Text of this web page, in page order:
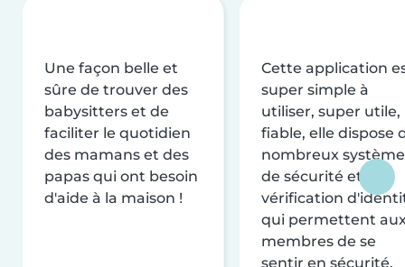
Une façon belle et
sûre de trouver des
babysitters et de
faciliter le quotidien
des mamans et des
papas qui ont besoin
d'aide à la maison !
Cette application
super simple à
utiliser, super utile,
fiable, elle dispose
nombreux
de sécurité et de
vérification
qui permettent
membres de se
sentir en sécurité.